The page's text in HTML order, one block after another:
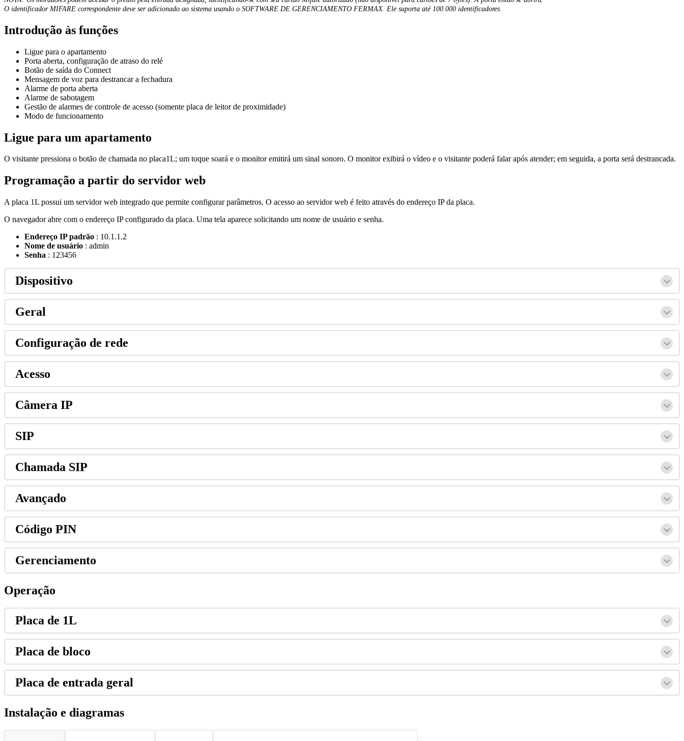
O identificador MIFARE correspondente deve ser adicionado ao sistema usando o SOFTWARE DE GERENCIAMENTO FERMAX Ele suporta até 100 000 identificadores
Introdução às funções
Ligue para o apartamento
Porta aberta, configuração de atraso do relé
Botão de saída do Connect
Mensagem de voz para destrancar a fechadura
Alarme de porta aberta
Alarme de sabotagem
Gestão de alarmes de controle de acesso (somente placa de leitor de proximidade)
Modo de funcionamento
Ligue para um apartamento
O visitante pressiona o botão de chamada no placa1L; um toque soará e o monitor emitirá um sinal sonoro. O monitor exibirá o vídeo e o visitante poderá falar após atender; em seguida, a porta será destrancada.
Programação a partir do servidor web
A placa 1L possui um servidor web integrado que permite configurar parâmetros. O acesso ao servidor web é feito através do endereço IP da placa.
O navegador abre com o endereço IP configurado da placa. Uma tela aparece solicitando um nome de usuário e senha.
Endereço IP padrão : 10.1 .1 .2
Nome de usuário : admin
Senha : 123456
Dispositivo
Geral
Configuração de rede
Acesso
Câmera IP
SIP
Chamada SIP
Avançado
Código PIN
Gerenciamento
Operação
Placa de 1L
Placa de bloco
Placa de entrada geral
Instalação e diagramas